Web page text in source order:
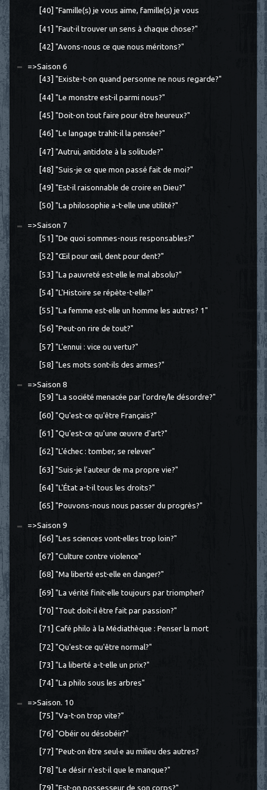
[40] "Famille(s) je vous aime, famille(s) je vous
[41] "Faut-il trouver un sens à chaque chose?"
[42] "Avons-nous ce que nous méritons?"
=>Saison 6
[43] "Existe-t-on quand personne ne nous regarde?"
[44] "Le monstre est-il parmi nous?"
[45] "Doit-on tout faire pour être heureux?"
[46] "Le langage trahit-il la pensée?"
[47] "Autrui, antidote à la solitude?"
[48] "Suis-je ce que mon passé fait de moi?"
[49] "Est-il raisonnable de croire en Dieu?"
[50] "La philosophie a-t-elle une utilité?"
=>Saison 7
[51] "De quoi sommes-nous responsables?"
[52] "Œil pour œil, dent pour dent?"
[53] "La pauvreté est-elle le mal absolu?"
[54] "L'Histoire se répète-t-elle?"
[55] "La femme est-elle un homme les autres? 1"
[56] "Peut-on rire de tout?"
[57] "L'ennui : vice ou vertu?"
[58] "Les mots sont-ils des armes?"
=>Saison 8
[59] "La société menacée par l'ordre/le désordre?"
[60] "Qu'est-ce qu'être Français?"
[61] "Qu'est-ce qu'une œuvre d'art?"
[62] "L'échec : tomber, se relever"
[63] "Suis-je l'auteur de ma propre vie?"
[64] "L'État a-t-il tous les droits?"
[65] "Pouvons-nous nous passer du progrès?"
=>Saison 9
[66] "Les sciences vont-elles trop loin?"
[67] "Culture contre violence"
[68] "Ma liberté est-elle en danger?"
[69] "La vérité finit-elle toujours par triompher?
[70] "Tout doit-il être fait par passion?"
[71] Café philo à la Médiathèque : Penser la mort
[72] "Qu'est-ce qu'être normal?"
[73] "La liberté a-t-elle un prix?"
[74] "La philo sous les arbres"
=>Saison. 10
[75] "Va-t-on trop vite?"
[76] "Obéir ou désobéir?"
[77] "Peut-on être seul·e au milieu des autres?
[78] "Le désir n'est-il que le manque?"
[79] "Est-on possesseur de son corps?"